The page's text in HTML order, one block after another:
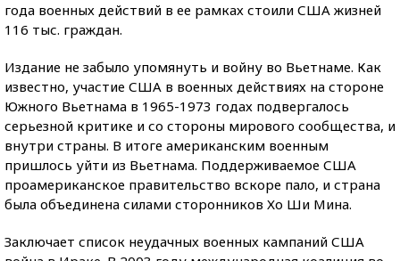
года военных действий в ее рамках стоили США жизней
116 тыс. граждан.
Издание не забыло упомянуть и войну во Вьетнаме. Как
известно, участие США в военных действиях на стороне
Южного Вьетнама в 1965-1973 годах подвергалось
серьезной критике и со стороны мирового сообщества, и
внутри страны. В итоге американским военным
пришлось уйти из Вьетнама. Поддерживаемое США
проамериканское правительство вскоре пало, и страна
была объединена силами сторонников Хо Ши Мина.
Заключает список неудачных военных кампаний США